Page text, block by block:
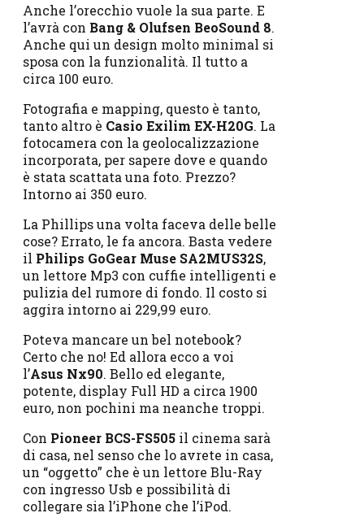
Anche l’orecchio vuole la sua parte. E
l’avrà con Bang & Olufsen BeoSound 8.
Anche qui un design molto minimal si
sposa con la funzionalità. Il tutto a
circa 100 euro.
Fotografia e mapping, questo è tanto,
tanto altro è Casio Exilim EX-H20G. La
fotocamera con la geolocalizzazione
incorporata, per sapere dove e quando
è stata scattata una foto. Prezzo?
Intorno ai 350 euro.
La Phillips una volta faceva delle belle
cose? Errato, le fa ancora. Basta vedere
il Philips GoGear Muse SA2MUS32S,
un lettore Mp3 con cuffie intelligenti e
pulizia del rumore di fondo. Il costo si
aggira intorno ai 229,99 euro.
Poteva mancare un bel notebook?
Certo che no! Ed allora ecco a voi
l’Asus Nx90. Bello ed elegante,
potente, display Full HD a circa 1900
euro, non pochini ma neanche troppi.
Con Pioneer BCS-FS505 il cinema sarà
di casa, nel senso che lo avrete in casa,
un “oggetto” che è un lettore Blu-Ray
con ingresso Usb e possibilità di
collegare sia l’iPhone che l’iPod.